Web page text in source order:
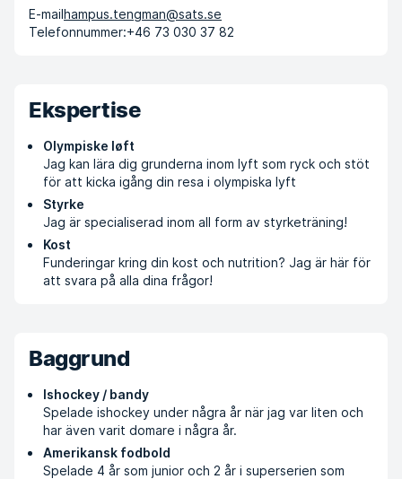
E-mailhampus.tengman@sats.se
Telefonnummer:+46 73 030 37 82
Ekspertise
Olympiske løft
Jag kan lära dig grunderna inom lyft som ryck och stöt
för att kicka igång din resa i olympiska lyft
Styrke
Jag är specialiserad inom all form av styrketräning!
Kost
Funderingar kring din kost och nutrition? Jag är här för
att svara på alla dina frågor!
Baggrund
Ishockey / bandy
Spelade ishockey under några år när jag var liten och
har även varit domare i några år.
Amerikansk fodbold
Spelade 4 år som junior och 2 år i superserien som